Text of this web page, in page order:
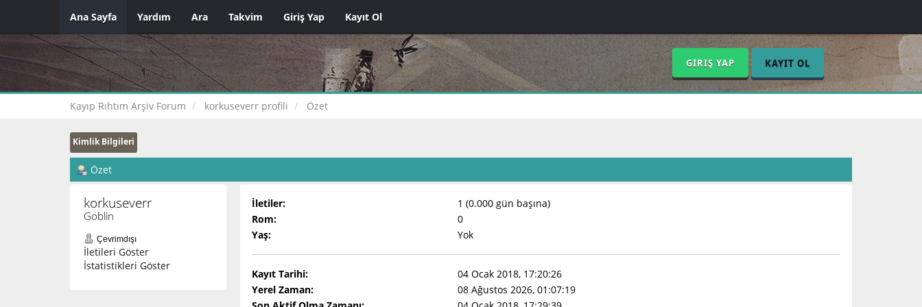
Ana Sayfa Yardım Ara Takvim Giriş Yap Kayıt Ol
GIRIŞ YAP KAYIT OL
Kayıp Rıhtım Arşiv Forum korkuseverr profili Özet
Kimlik Bilgileri
Özet
korkuseverr
Goblin
Çevrimdışı
İletileri Göster
İstatistikleri Göster
İletiler:
1 (0.000 gün başına)
Rom:
0
Yaş:
Yok
Kayıt Tarihi:
04 Ocak 2018, 17:20:26
Yerel Zaman:
08 Ağustos 2026, 01:07:19